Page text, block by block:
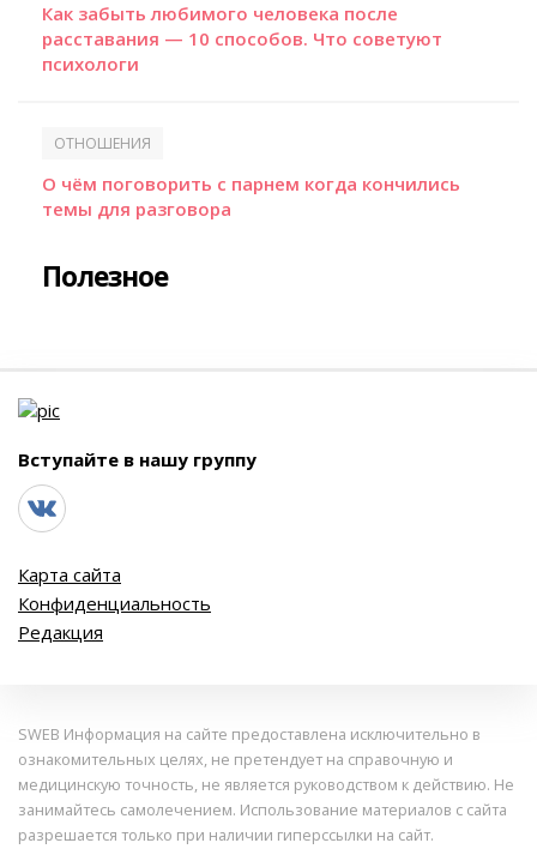
Как забыть любимого человека после
расставания — 10 способов. Что советуют
психологи
ОТНОШЕНИЯ
О чём поговорить с парнем когда кончились
темы для разговора
Полезное
Вступайте в нашу группу
Карта сайта
Конфиденциальность
Редакция
SWEB Информация на сайте предоставлена исключительно в
ознакомительных целях, не претендует на справочную и
медицинскую точность, не является руководством к действию. Не
занимайтесь самолечением. Использование материалов с сайта
разрешается только при наличии гиперссылки на сайт.